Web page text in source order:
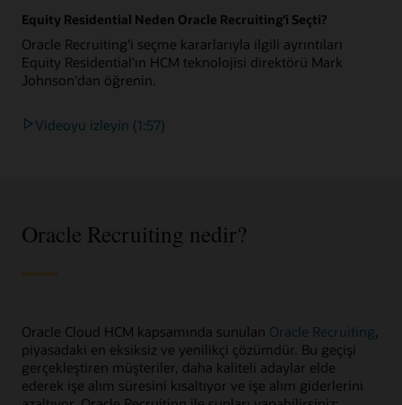
Equity Residential Neden Oracle Recruiting'i Seçti?
Oracle Recruiting'i seçme kararlarıyla ilgili ayrıntıları
Equity Residential'ın HCM teknolojisi direktörü Mark
Johnson'dan öğrenin.
Videoyu izleyin (1:57)
Oracle Recruiting nedir?
Oracle Cloud HCM kapsamında sunulan Oracle Recruiting,
piyasadaki en eksiksiz ve yenilikçi çözümdür. Bu geçişi
gerçekleştiren müşteriler, daha kaliteli adaylar elde
ederek işe alım süresini kısaltıyor ve işe alım giderlerini